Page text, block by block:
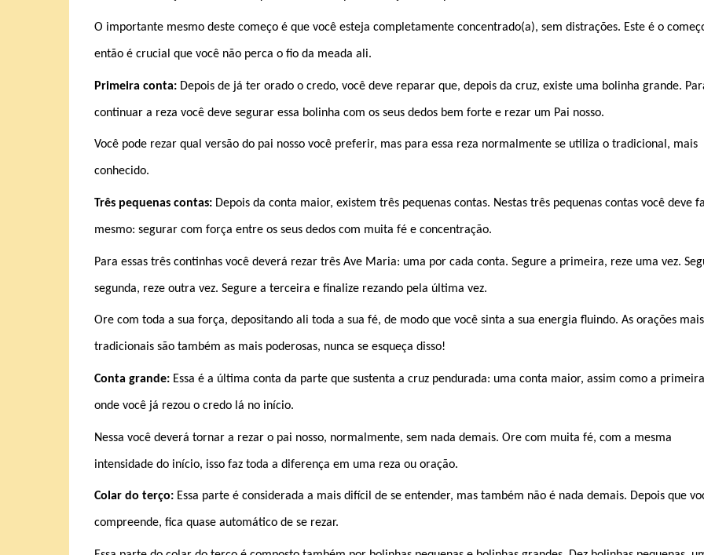
O importante mesmo deste começo é que você esteja completamente concentrado(a), sem distrações. Este é o
então é crucial que você não perca o fio da meada ali.
Primeira conta:Depois de já ter orado o credo, você deve reparar que, depois da cruz, existe uma bolinha grande.
continuar a reza você deve segurar essa bolinha com os seus dedos bem forte e rezar um Pai nosso.
Você pode rezar qual versão do pai nosso você preferir, mas para essa reza normalmente se utiliza o tradicional, mais
conhecido.
Três pequenas contas: Depois da conta maior, existem três pequenas contas. Nestas três pequenas contas você deve
mesmo: segurar com força entre os seus dedos com muita fé e concentração.
Para essas três continhas você deverá rezar três Ave Maria: uma por cada conta. Segure a primeira, reze uma vez.
segunda, reze outra vez. Segure a terceira e finalize rezando pela última vez.
Ore com toda a sua força, depositando ali toda a sua fé, de modo que você sinta a sua energia fluindo. As orações mais
tradicionais são também as mais poderosas, nunca se esqueça disso!
Conta grande:Essa é a última conta da parte que sustenta a cruz pendurada: uma conta maior, assim como a primeira
onde você já rezou o credo lá no início.
Nessa você deverá tornar a rezar o pai nosso, normalmente, sem nada demais. Ore com muita fé, com a mesma
intensidade do início, isso faz toda a diferença em uma reza ou oração.
Colar do terço:Essa parte é considerada a mais difícil de se entender, mas também não é nada demais. Depois que
compreende, fica quase automático de se rezar.